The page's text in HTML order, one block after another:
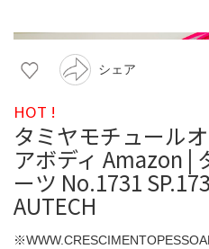
シェア
HOT !
タミヤモチュール
アボディ Amazon |
ーツ No.1731
AUTECH